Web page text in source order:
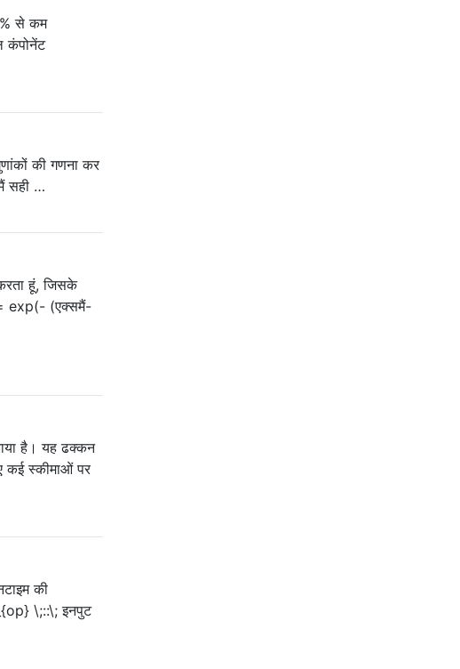
से कम
कंपोनेंट
की गणना कर
सही …
हूं, जिसके
= exp(- (एक्समैं-
है। यह ढक्कन
कई स्कीमाओं पर
की
\;::\; इनपुट